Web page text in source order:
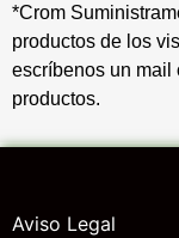
*Crom
productos de los
escríbenos un mail
productos.
Aviso Legal